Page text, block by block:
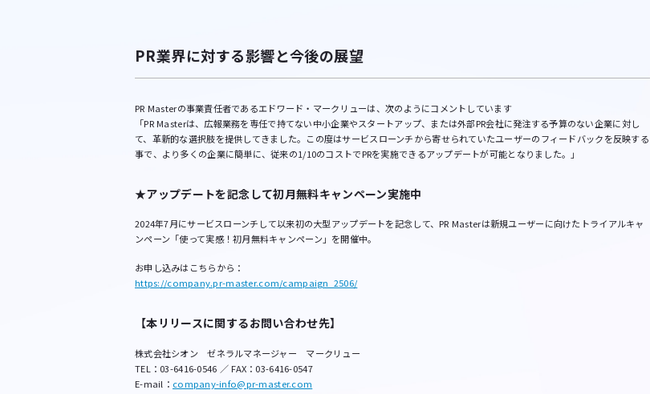
PR業界に対する影響と今後の展望
PR Masterの事業責任者であるエドワード・マークリューは、次のようにコメントしています
「PR Masterは、広報業務を専任で持てない中小企業やスタートアップ、または外部PR会社に発注する予算のない企業に対し
て、革新的な選択肢を提供してきました。この度はサービスローンチから寄せられていたユーザーのフィードバックを反映する
事で、より多くの企業に簡単に、従来の1/10のコストでPRを実施できるアップデートが可能となりました。」
★アップデートを記念して初月無料キャンペーン実施中
2024年7月にサービスローンチして以来初の大型アップデートを記念して、PR Masterは新規ユーザーに向けたトライアルキャ
ンペーン「使って実感！初月無料キャンペーン」を開催中。
お申し込みはこちらから：
https://company.pr-master.com/campaign_2506/
【本リリースに関するお問い合わせ先】
株式会社シオン ゼネラルマネージャー マークリュー
TEL：03-6416-0546 ／ FAX：03-6416-0547
E-mail： company-info@pr-master.com